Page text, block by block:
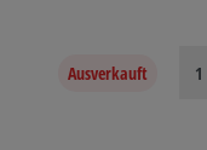
Ausverkauft